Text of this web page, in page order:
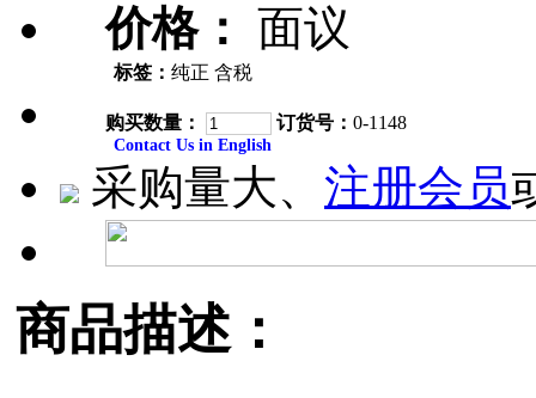
价格： 面议
标签： 纯正 含税
购买数量： 订货号： 0-1148
Contact Us in English
采购量大、 注册会员
商品描述：